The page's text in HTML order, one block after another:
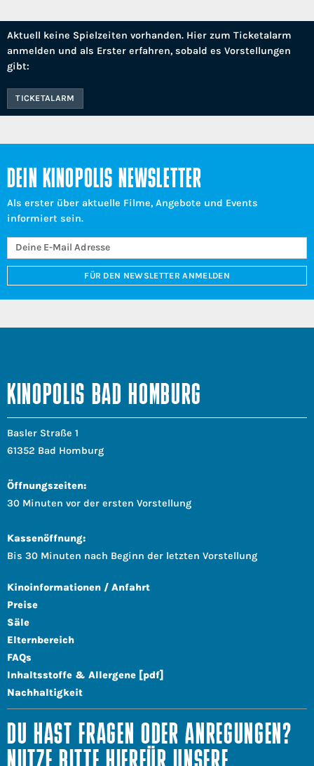
Aktuell keine Spielzeiten vorhanden. Hier zum Ticketalarm
anmelden und als Erster erfahren, sobald es Vorstellungen
gibt:
TICKETALARM
DEIN KINOPOLIS NEWSLETTER
Als erster über aktuelle Filme, Angebote und Events
informiert sein.
FÜR DEN NEWSLETTER ANMELDEN
KINOPOLIS BAD HOMBURG
Basler Straße 1
61352 Bad Homburg
Öffnungszeiten:
30 Minuten vor der ersten Vorstellung
Kassenöffnung:
Bis 30 Minuten nach Beginn der letzten Vorstellung
Kinoinformationen / Anfahrt
Preise
Säle
Elternbereich
FAQs
Inhaltsstoffe & Allergene [pdf]
Nachhaltigkeit
DU HAST FRAGEN ODER ANREGUNGEN?